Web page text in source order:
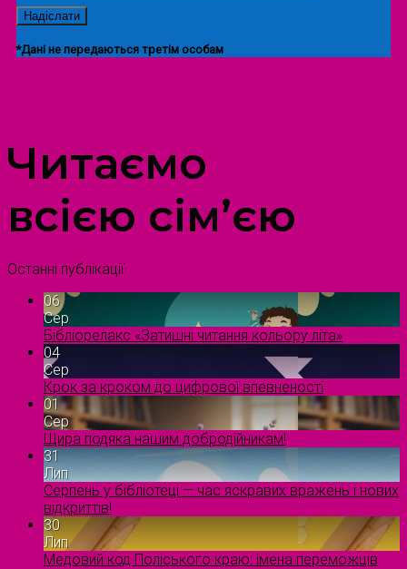
*Дані не передаються третім особам
Читаємо
всією сім’єю
Останні публікації
06
Сер
Бібліорелакс «Затишні читання кольору літа»
04
Сер
Крок за кроком до цифрової впевненості
01
Сер
Щира подяка нашим добродійникам!
31
Лип
Серпень у бібліотеці — час яскравих вражень і нових
відкриттів!
30
Лип
Медовий код Поліського краю: імена переможців